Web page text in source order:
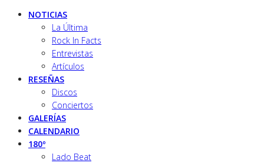
NOTICIAS
La Última
Rock In Facts
Entrevistas
Artículos
RESEÑAS
Discos
Conciertos
GALERÍAS
CALENDARIO
180º
Lado Beat